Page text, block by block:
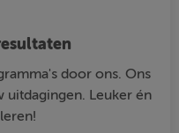
door ons. Ons
uitdagingen. Leuker én